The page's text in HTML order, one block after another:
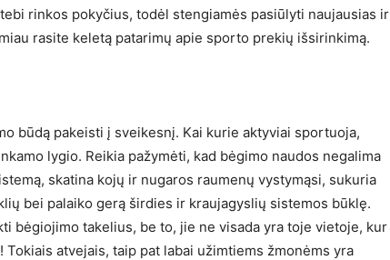
rinkos pokyčius, todėl stengiamės pasiūlyti naujausias ir
rasite keletą patarimų apie sporto prekių išsirinkimą.
būdą pakeisti į sveikesnį. Kai kurie aktyviai sportuoja,
lygio. Reikia pažymėti, kad bėgimo naudos negalima
skatina kojų ir nugaros raumenų vystymąsi, sukuria
bei palaiko gerą širdies ir kraujagyslių sistemos būklę.
bėgiojimo takelius, be to, jie ne visada yra toje vietoje, kur
Tokiais atvejais, taip pat labai užimtiems žmonėms yra